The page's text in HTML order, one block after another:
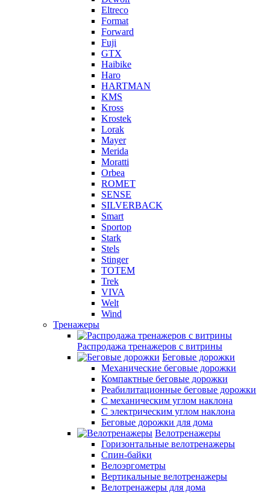
Eltreco
Format
Forward
Fuji
GTX
Haibike
Haro
HARTMAN
KMS
Kross
Krostek
Lorak
Mayer
Merida
Moratti
Orbea
ROMET
SENSE
SILVERBACK
Smart
Sportop
Stark
Stels
Stinger
TOTEM
Trek
VIVA
Welt
Wind
Тренажеры
Распродажа тренажеров с витрины
Беговые дорожки
Механические беговые дорожки
Компактные беговые дорожки
Реабилитационные беговые дорожки
С механическим углом наклона
С электрическим углом наклона
Беговые дорожки для дома
Велотренажеры
Горизонтальные велотренажеры
Спин-байки
Велоэргометры
Вертикальные велотренажеры
Велотренажеры для дома